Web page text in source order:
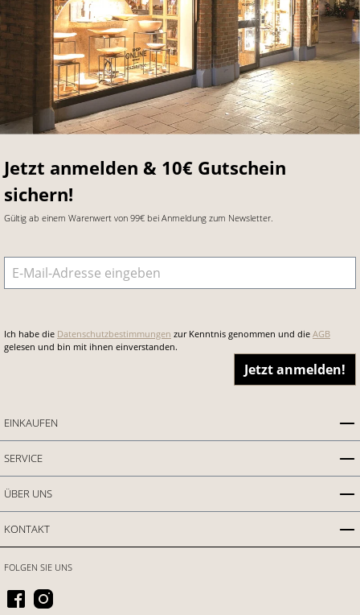
Jetzt anmelden & 10€ Gutschein
sichern!
Gültig ab einem Warenwert von 99€ bei Anmeldung zum Newsletter.
E-Mail-Adresse
Ich habe die Datenschutzbestimmungen zur Kenntnis genommen und die AGB
gelesen und bin mit ihnen einverstanden.
Jetzt anmelden!
EINKAUFEN
SERVICE
ÜBER UNS
KONTAKT
FOLGEN SIE UNS